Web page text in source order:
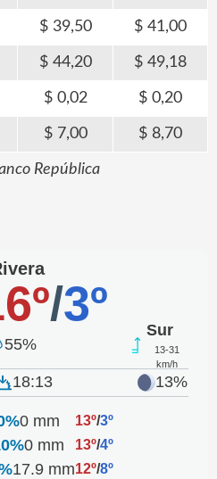
39,50 41,00
44,20 49,18
0,02 0,20
7,00 8,70
República
/3º
55%
Sur
13-31
km/h
18:13 13%
0 mm 13º/3º
0 mm 13º/4º
17.9 mm12º/8º